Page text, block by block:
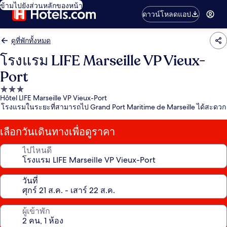
ข้ามไปยังส่วนหลักของหน้า
ดาวน์โหลดแอป
ดูที่พักทั้งหมด
โรงแรม LIFE Marseille VP Vieux-
Port
ที่พัก
3.0
Hôtel LIFE Marseille VP Vieux-Port
โรงแรมในระยะที่สามารถไป Grand Port Maritime de Marseille ได้สะดวก
เลือกวันเดินทางเพื่อดูราคา
ไปไหนดี
วันที่
ผู้เข้าพัก